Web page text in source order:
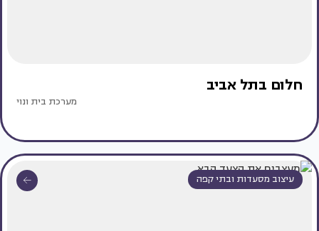
חלום בתל אביב
מערכת בית ונוי
עיצוב מסעדות ובתי קפה